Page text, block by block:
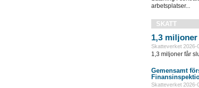
arbetsplatser...
SKATT
1,3
Skatteverket 2026-
1,3 miljoner får
Gemensamt
Skatteverket 2026-